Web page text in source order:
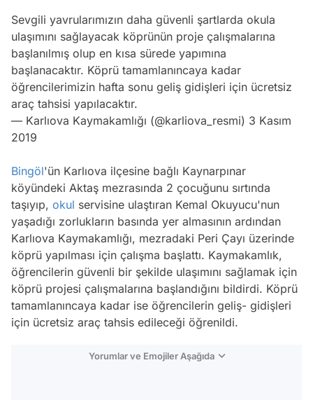
Sevgili yavrularımızın daha güvenli şartlarda okula
ulaşımını sağlayacak köprünün proje çalışmalarına
başlanılmış olup en kısa sürede yapımına
başlanacaktır. Köprü tamamlanıncaya kadar
öğrencilerimizin hafta sonu geliş gidişleri için ücretsiz
araç tahsisi yapılacaktır.
— Karlıova Kaymakamlığı (@karliova_resmi) 3 Kasım
2019
Bingöl'ün Karlıova ilçesine bağlı Kaynarpınar
köyündeki Aktaş mezrasında 2 çocuğunu sırtında
taşıyıp, okul servisine ulaştıran Kemal Okuyucu'nun
yaşadığı zorlukların basında yer almasının ardından
Karlıova Kaymakamlığı, mezradaki Peri Çayı üzerinde
köprü yapılması için çalışma başlattı. Kaymakamlık,
öğrencilerin güvenli bir şekilde ulaşımını sağlamak için
köprü projesi çalışmalarına başlandığını bildirdi. Köprü
tamamlanıncaya kadar ise öğrencilerin geliş- gidişleri
için ücretsiz araç tahsis edileceği öğrenildi.
Yorumlar ve Emojiler Aşağıda